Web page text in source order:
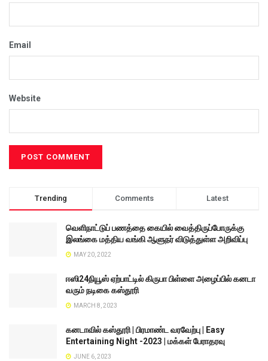
Email
Website
Trending Comments Latest
வெளிநாட்டுப் பணத்தை கையில் வைத்திருப்போருக்கு
இலங்கை மத்திய வங்கி ஆளுநர் விடுத்துள்ள அறிவிப்பு
MAY 20, 2022
ஈஸி24நியூஸ் ஏற்பாட்டில் கிருபா பிள்ளை அழைப்பில் கனடா
வரும் நடிகை கஸ்தூரி
MARCH 8, 2023
கனடாவில் கஸ்தூரி | பிரமாண்ட வரவேற்பு | Easy
Entertaining Night -2023 | மக்கள் பேராதரவு
JUNE 6, 2023